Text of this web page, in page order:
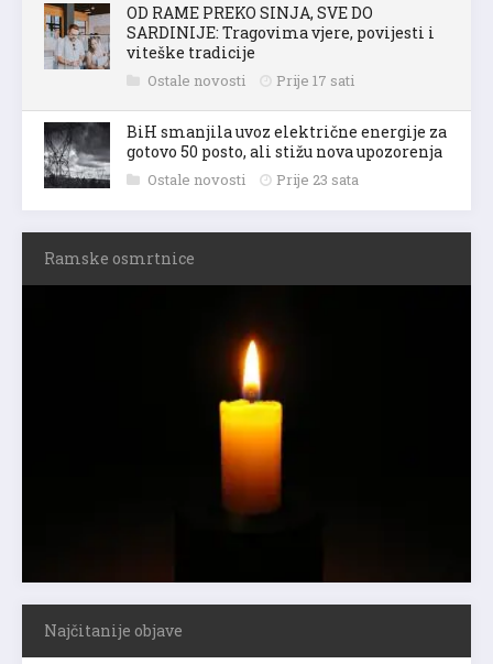
OD RAME PREKO SINJA, SVE DO
SARDINIJE: Tragovima vjere, povijesti i
viteške tradicije
Ostale novosti Prije 17 sati
BiH smanjila uvoz električne energije za
gotovo 50 posto, ali stižu nova upozorenja
Ostale novosti Prije 23 sata
Ramske osmrtnice
Najčitanije objave